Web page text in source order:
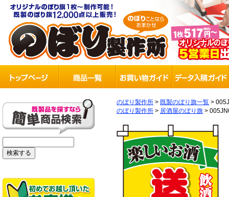
のぼり製作所 > 既製のぼり旗一覧 >
のぼり製作所 > 居酒屋のぼり旗 >